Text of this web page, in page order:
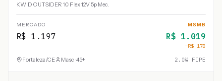
KWID OUTSIDER 1.0 Flex 12V 5p Mec.
MERCADO
R$1.197
MSMB
R$ 1.019
−R$ 178
Fortaleza/CE Masc · 45+ 2.0% FIPE